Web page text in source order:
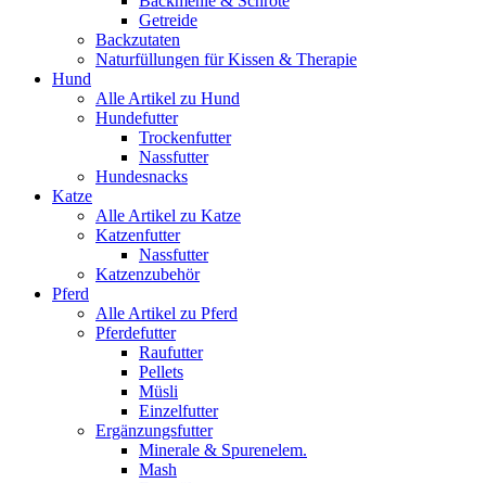
Getreide
Backzutaten
Naturfüllungen für Kissen & Therapie
Hund
Alle Artikel zu Hund
Hundefutter
Trockenfutter
Nassfutter
Hundesnacks
Katze
Alle Artikel zu Katze
Katzenfutter
Nassfutter
Katzenzubehör
Pferd
Alle Artikel zu Pferd
Pferdefutter
Raufutter
Pellets
Müsli
Einzelfutter
Ergänzungsfutter
Minerale & Spurenelem.
Mash